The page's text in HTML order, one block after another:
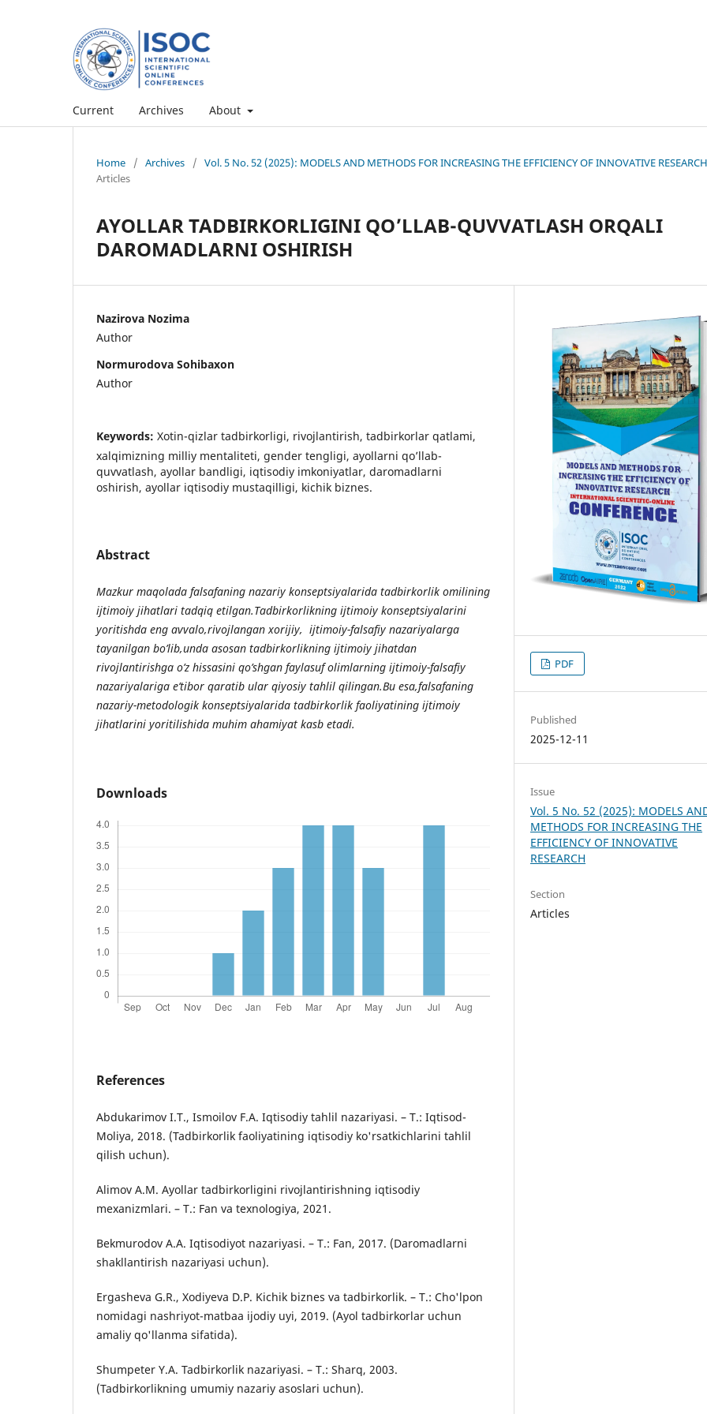
Current Archives About
Home / Archives / Vol. 5 No. 52 (2025): MODELS AND METHODS FOR INCREASING THE EFFICIENCY OF INNOVATIVE RESEARCH
Articles
AYOLLAR TADBIRKORLIGINI QO’LLAB-QUVVATLASH ORQALI
DAROMADLARNI OSHIRISH
Nazirova Nozima
Author
Normurodova Sohibaxon
Author
Keywords: Xotin-qizlar tadbirkorligi, rivojlantirish, tadbirkorlar qatlami,
xalqimizning milliy mentaliteti, gender tengligi, ayollarni qo’llab-
quvvatlash, ayollar bandligi, iqtisodiy imkoniyatlar, daromadlarni
oshirish, ayollar iqtisodiy mustaqilligi, kichik biznes.
Abstract
Mazkur maqolada falsafaning nazariy konseptsiyalarida tadbirkorlik omilining
ijtimoiy jihatlari tadqiq etilgan.Tadbirkorlikning ijtimoiy konseptsiyalarini
yoritishda eng avvalo,rivojlangan xorijiy, ijtimoiy-falsafiy nazariyalarga
tayanilgan bo’lib,unda asosan tadbirkorlikning ijtimoiy jihatdan
rivojlantirishga o’z hissasini qo’shgan faylasuf olimlarning ijtimoiy-falsafiy
nazariyalariga e’tibor qaratib ular qiyosiy tahlil qilingan.Bu esa,falsafaning
nazariy-metodologik konseptsiyalarida tadbirkorlik faoliyatining ijtimoiy
jihatlarini yoritilishida muhim ahamiyat kasb etadi.
Downloads
References
Abdukarimov I.T., Ismoilov F.A. Iqtisodiy tahlil nazariyasi. – T.: Iqtisod-
Moliya, 2018. (Tadbirkorlik faoliyatining iqtisodiy ko'rsatkichlarini tahlil
qilish uchun).
Alimov A.M. Ayollar tadbirkorligini rivojlantirishning iqtisodiy
mexanizmlari. – T.: Fan va texnologiya, 2021.
Bekmurodov A.A. Iqtisodiyot nazariyasi. – T.: Fan, 2017. (Daromadlarni
shakllantirish nazariyasi uchun).
Ergasheva G.R., Xodiyeva D.P. Kichik biznes va tadbirkorlik. – T.: Cho'lpon
nomidagi nashriyot-matbaa ijodiy uyi, 2019. (Ayol tadbirkorlar uchun
amaliy qo'llanma sifatida).
Shumpeter Y.A. Tadbirkorlik nazariyasi. – T.: Sharq, 2003.
(Tadbirkorlikning umumiy nazariy asoslari uchun).
PDF
Published
2025-12-11
Issue
Vol. 5 No. 52 (2025): MODELS
METHODS FOR INCREASING THE
EFFICIENCY OF INNOVATIVE
RESEARCH
Section
Articles